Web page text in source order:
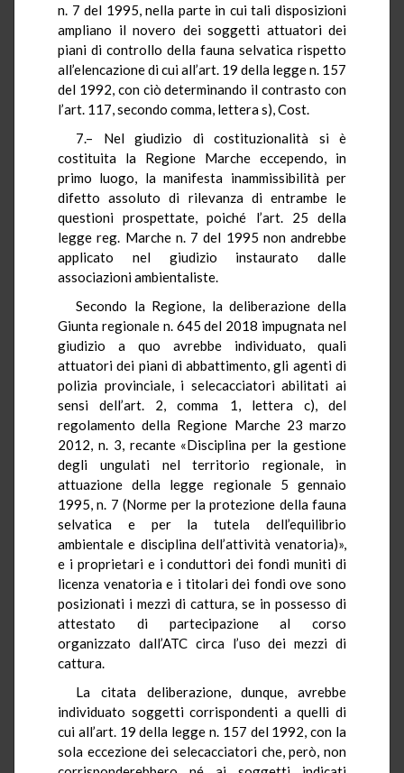
n. 7 del 1995, nella parte in cui tali disposizioni
ampliano il novero dei soggetti attuatori dei
piani di controllo della fauna selvatica rispetto
all’elencazione di cui all’art. 19 della legge n. 157
del 1992, con ciò determinando il contrasto con
l’art. 117, secondo comma, lettera s), Cost.
7.– Nel giudizio di costituzionalità si è
costituita la Regione Marche eccependo, in
primo luogo, la manifesta inammissibilità per
difetto assoluto di rilevanza di entrambe le
questioni prospettate, poiché l’art. 25 della
legge reg. Marche n. 7 del 1995 non andrebbe
applicato nel giudizio instaurato dalle
associazioni ambientaliste.
Secondo la Regione, la deliberazione della
Giunta regionale n. 645 del 2018 impugnata nel
giudizio a quo avrebbe individuato, quali
attuatori dei piani di abbattimento, gli agenti di
polizia provinciale, i selecacciatori abilitati ai
sensi dell’art. 2, comma 1, lettera c), del
regolamento della Regione Marche 23 marzo
2012, n. 3, recante «Disciplina per la gestione
degli ungulati nel territorio regionale, in
attuazione della legge regionale 5 gennaio
1995, n. 7 (Norme per la protezione della fauna
selvatica e per la tutela dell’equilibrio
ambientale e disciplina dell’attività venatoria)»,
e i proprietari e i conduttori dei fondi muniti di
licenza venatoria e i titolari dei fondi ove sono
posizionati i mezzi di cattura, se in possesso di
attestato di partecipazione al corso
organizzato dall’ATC circa l’uso dei mezzi di
cattura.
La citata deliberazione, dunque, avrebbe
individuato soggetti corrispondenti a quelli di
cui all’art. 19 della legge n. 157 del 1992, con la
sola eccezione dei selecacciatori che, però, non